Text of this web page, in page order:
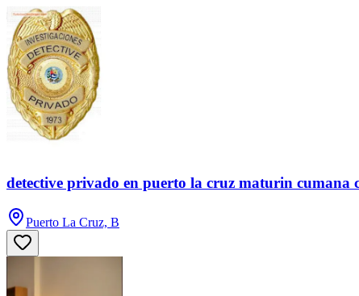
detective privado en puerto la cruz maturin
Puerto La Cruz, B